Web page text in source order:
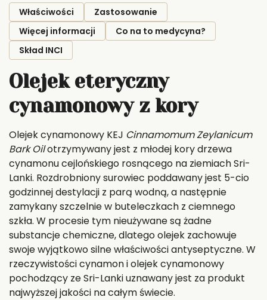
Właściwości
Zastosowanie
Więcej informacji
Co na to medycyna?
Skład INCI
Olejek eteryczny
cynamonowy z kory
Olejek cynamonowy KEJ Cinnamomum Zeylanicum
Bark Oilotrzymywany jest z młodej kory drzewa
cynamonu cejlońskiego rosnącego na ziemiach Sri-
Lanki. Rozdrobniony surowiec poddawany jest 5-cio
godzinnej destylacji z parą wodną, a następnie
zamykany szczelnie w buteleczkach z ciemnego
szkła. W procesie tym nieużywane są żadne
substancje chemiczne, dlatego olejek zachowuje
swoje wyjątkowo silne właściwości antyseptyczne. W
rzeczywistości cynamon i olejek cynamonowy
pochodzący ze Sri-Lanki uznawany jest za produkt
najwyższej jakości na całym świecie.